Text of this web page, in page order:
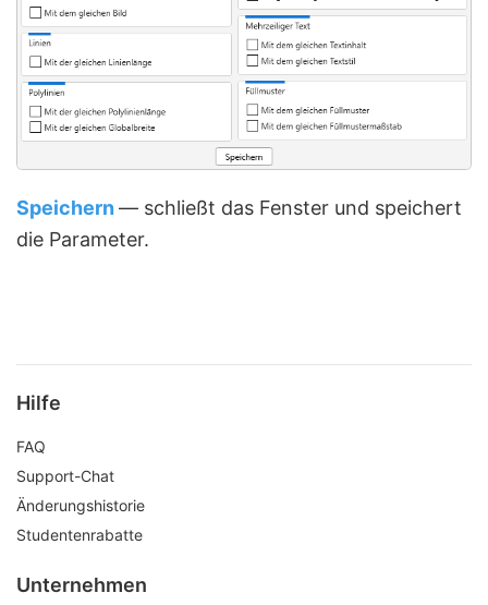
Speichern— schließt das Fenster und speichert
die Parameter.
Hilfe
FAQ
Support-Chat
Änderungshistorie
Studentenrabatte
Unternehmen